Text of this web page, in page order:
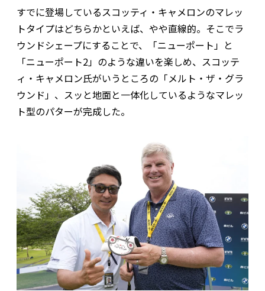
すでに登場しているスコッティ・キャメロンのマレッ
トタイプはどちらかといえば、やや直線的。そこでラ
ウンドシェープにすることで、「ニューポート」と
「ニューポート2」のような違いを楽しめ、スコッテ
ィ・キャメロン氏がいうところの「メルト・ザ・グラ
ウンド」、スッと地面と一体化しているようなマレッ
ト型のパターが完成した。